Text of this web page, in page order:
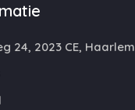
24, 2023 CE, Haarlem